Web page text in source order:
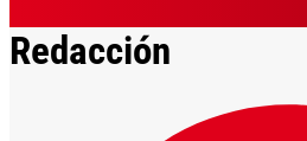
Redacción